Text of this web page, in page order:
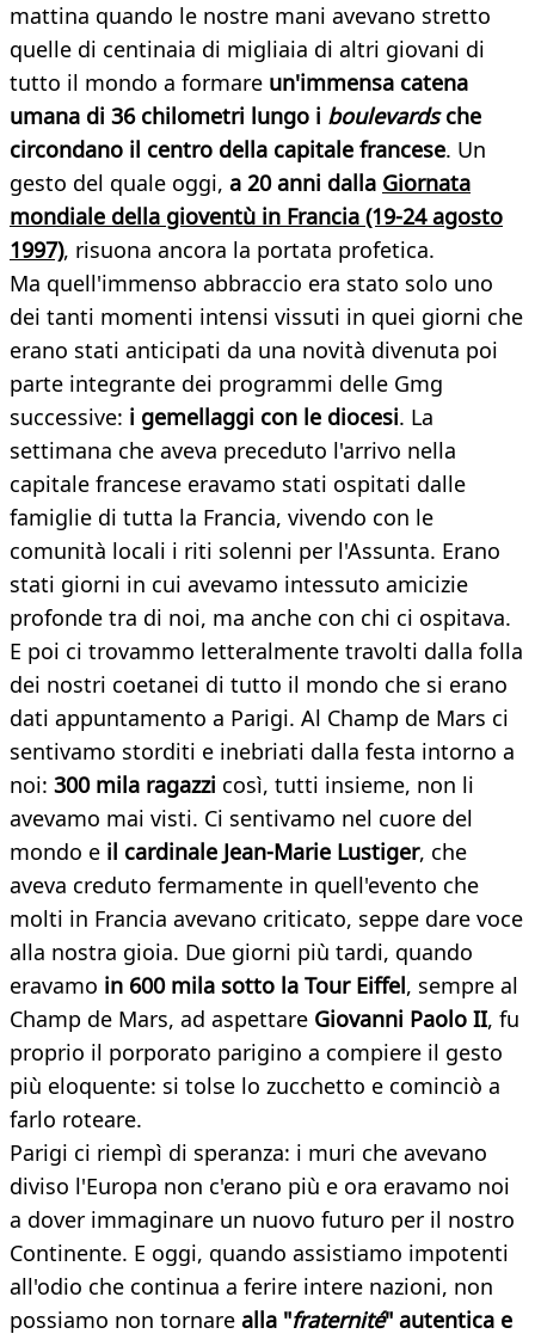
mattina quando le nostre mani avevano stretto
quelle di centinaia di migliaia di altri giovani di
tutto il mondo a formare un'immensa catena
umana di 36 chilometri lungo i boulevardsche
circondano il centro della capitale francese. Un
gesto del quale oggi, a 20 anni dalla Giornata
mondiale della gioventù in Francia (19-24 agosto
1997), risuona ancora la portata profetica.
Ma quell'immenso abbraccio era stato solo uno
dei tanti momenti intensi vissuti in quei giorni che
erano stati anticipati da una novità divenuta poi
parte integrante dei programmi delle Gmg
successive: i gemellaggi con le diocesi. La
settimana che aveva preceduto l'arrivo nella
capitale francese eravamo stati ospitati dalle
famiglie di tutta la Francia, vivendo con le
comunità locali i riti solenni per l'Assunta. Erano
stati giorni in cui avevamo intessuto amicizie
profonde tra di noi, ma anche con chi ci ospitava.
E poi ci trovammo letteralmente travolti dalla folla
dei nostri coetanei di tutto il mondo che si erano
dati appuntamento a Parigi. Al Champ de Mars ci
sentivamo storditi e inebriati dalla festa intorno a
noi: 300 mila ragazzi così, tutti insieme, non li
avevamo mai visti. Ci sentivamo nel cuore del
mondo e il cardinale Jean-Marie Lustiger, che
aveva creduto fermamente in quell'evento che
molti in Francia avevano criticato, seppe dare voce
alla nostra gioia. Due giorni più tardi, quando
eravamo in 600 mila sotto la Tour Eiffel, sempre al
Champ de Mars, ad aspettare Giovanni Paolo II, fu
proprio il porporato parigino a compiere il gesto
più eloquente: si tolse lo zucchetto e cominciò a
farlo roteare.
Parigi ci riempì di speranza: i muri che avevano
diviso l'Europa non c'erano più e ora eravamo noi
a dover immaginare un nuovo futuro per il nostro
Continente. E oggi, quando assistiamo impotenti
all'odio che continua a ferire intere nazioni, non
possiamo non tornare alla "fraternité" autentica e